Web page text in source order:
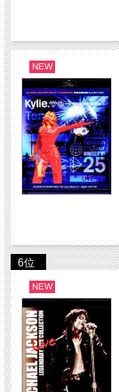
NEW
6位
NEW